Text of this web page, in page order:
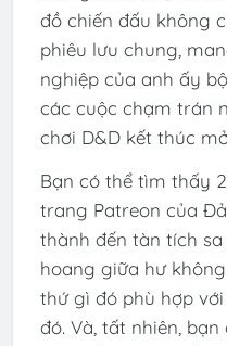
đồ chiến đấu không
phiêu lưu chung,
nghiệp của anh ấy
các cuộc chạm trán
chơi D&D kết thúc
Bạn có thể tìm thấy
trang Patreon của
thành đến tàn tích
hoang giữa hư
thứ gì đó phù hợp
đó. Và, tất nhiên,